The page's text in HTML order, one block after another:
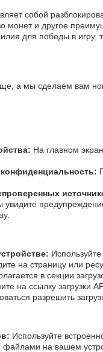
собой
монет и другое
для победы в игру,
а мы сделаем вам
На главном
увидите
на страницу или
в секции
на ссылку загрузки
разрешить
Используйте
на вашем